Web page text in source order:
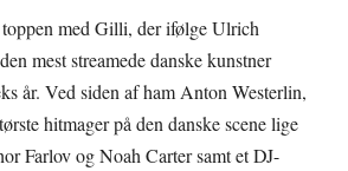
med Gilli, der ifølge Ulrich
mest streamede danske kunstner
år. Ved siden af ham Anton Westerlin,
hitmager på den danske scene lige
Farlov og Noah Carter samt et DJ-